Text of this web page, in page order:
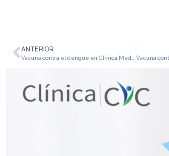
ANTERIOR
Vacuna contra el dengue en Clínica Medellín Poblado: prevención oportuna